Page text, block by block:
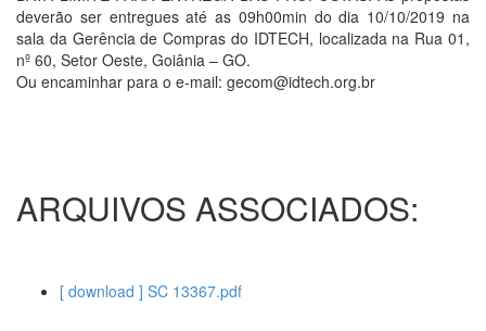
deverão ser entregues até as 09h00min do dia 10/10/2019 na
sala da Gerência de Compras do IDTECH, localizada na Rua 01,
nº 60, Setor Oeste, Goiânia – GO.
Ou encaminhar para o e-mail: gecom@idtech.org.br
ARQUIVOS ASSOCIADOS:
[ download ] SC 13367.pdf